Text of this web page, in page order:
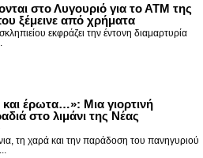
στο Λυγουριό για το ΑΤΜ της
ξέμεινε από χρήματα
εκφράζει την έντονη διαμαρτυρία
έρωτα…»: Μια γιορτινή
στο λιμάνι της Νέας
τη χαρά και την παράδοση του πανηγυριού